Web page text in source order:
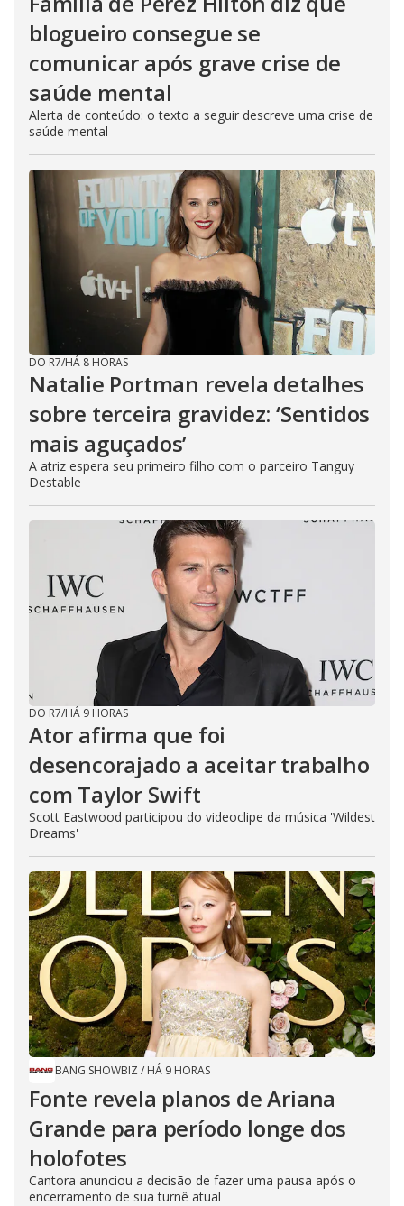
blogueiro consegue se
comunicar após grave crise de
saúde mental
Alerta de conteúdo: o texto a seguir descreve uma crise de
saúde mental
DO R7/HÁ 8 HORAS
Natalie Portman revela detalhes
sobre terceira gravidez: ‘Sentidos
mais aguçados’
A atriz espera seu primeiro filho com o parceiro Tanguy
Destable
DO R7/HÁ 9 HORAS
Ator afirma que foi
desencorajado a aceitar trabalho
com Taylor Swift
Scott Eastwood participou do videoclipe da música 'Wildest
Dreams'
BANG SHOWBIZ / HÁ 9 HORAS
Fonte revela planos de Ariana
Grande para período longe dos
holofotes
Cantora anunciou a decisão de fazer uma pausa após o
encerramento de sua turnê atual